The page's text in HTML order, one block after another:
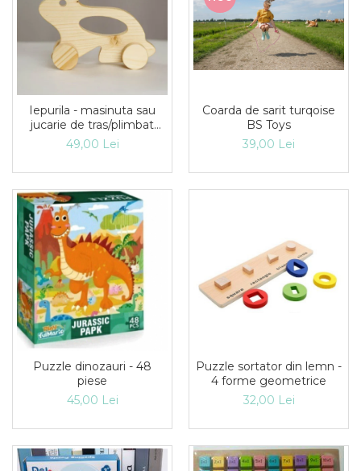
Iepurila - masinuta sau
jucarie de tras/plimbat
model iepure
49,00 Lei
Coarda de sarit turqoise
BS Toys
39,00 Lei
Puzzle dinozauri - 48
piese
45,00 Lei
Puzzle sortator din lemn -
4 forme geometrice
32,00 Lei